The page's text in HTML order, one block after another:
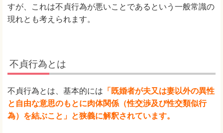
すが、これは不貞行為が悪いことであるという一般常識の
現れとも考えられます。
不貞行為とは
不貞行為とは、基本的には 「既婚者が夫又は妻以外の異性
と自由な意思のもとに肉体関係（性交渉及び性交類似行
為）を結ぶこと」と狭義に解釈されています。